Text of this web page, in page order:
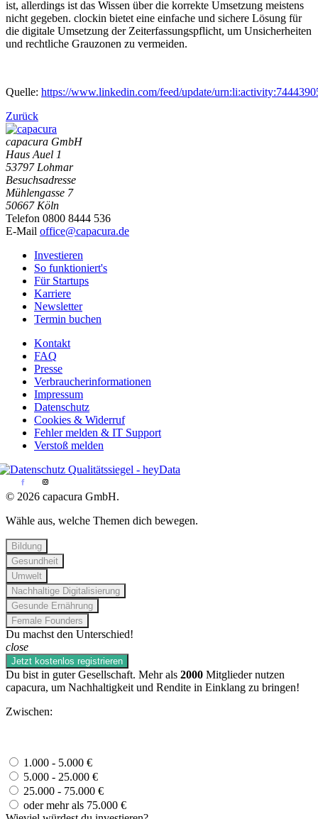
ist, allerdings ist das Wissen über die korrekte Umsetzung meistens
nicht gegeben. clockin bietet eine einfache und sichere Lösung für
die digitale Umsetzung der Zeiterfassungspflicht, um Unsicherheiten
und rechtliche Grauzonen zu vermeiden.
Quelle: https://www.linkedin.com/feed/update/
Zurück
capacura GmbH
Haus Auel 1
53797 Lohmar
Besuchsadresse
Mühlengasse 7
50667 Köln
Telefon 0800 8444 536
E-Mail office@capacura.de
Investieren
So funktioniert's
Für Startups
Karriere
Newsletter
Termin buchen
Kontakt
FAQ
Presse
Verbraucherinformationen
Impressum
Datenschutz
Cookies & Widerruf
Fehler melden & IT Support
Verstoß melden
© 2026 capacura GmbH.
Wähle aus, welche Themen dich bewegen.
Bildung
Gesundheit
Umwelt
Nachhaltige Digitalisierung
Gesunde Ernährung
Female Founders
Du machst den Unterschied!
close
Jetzt kostenlos registrieren
Du bist in guter Gesellschaft. Mehr als 2000 Mitglieder nutzen
capacura, um Nachhaltigkeit und Rendite in Einklang zu bringen!
Zwischen:
1.000 - 5.000 €
5.000 - 25.000 €
25.000 - 75.000 €
oder mehr als 75.000 €